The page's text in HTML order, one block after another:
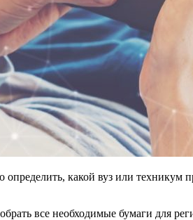
какой вуз или техникум
все необходимые бумаги для